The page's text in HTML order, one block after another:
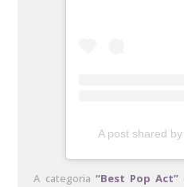
A post shared
A categoria “Best Pop Act”